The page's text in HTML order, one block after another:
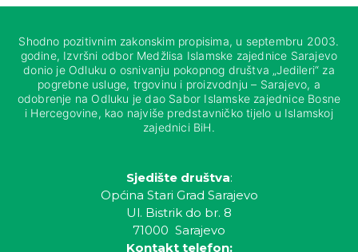
Shodno pozitivnim zakonskim propisima, u septembru 2003.
godine, Izvršni odbor Medžlisa Islamske zajednice Sarajevo
donio je Odluku o osnivanju pokopnog društva „Jedileri“ za
pogrebne usluge, trgovinu i proizvodnju – Sarajevo, a
odobrenje na Odluku je dao Sabor Islamske zajednice Bosne
i Hercegovine, kao najviše predstavničko tijelo u Islamskoj
zajednici BiH.
Sjedište društva:
Općina Stari Grad Sarajevo
Ul. Bistrik do br. 8
71000 Sarajevo
Kontakt telefon: